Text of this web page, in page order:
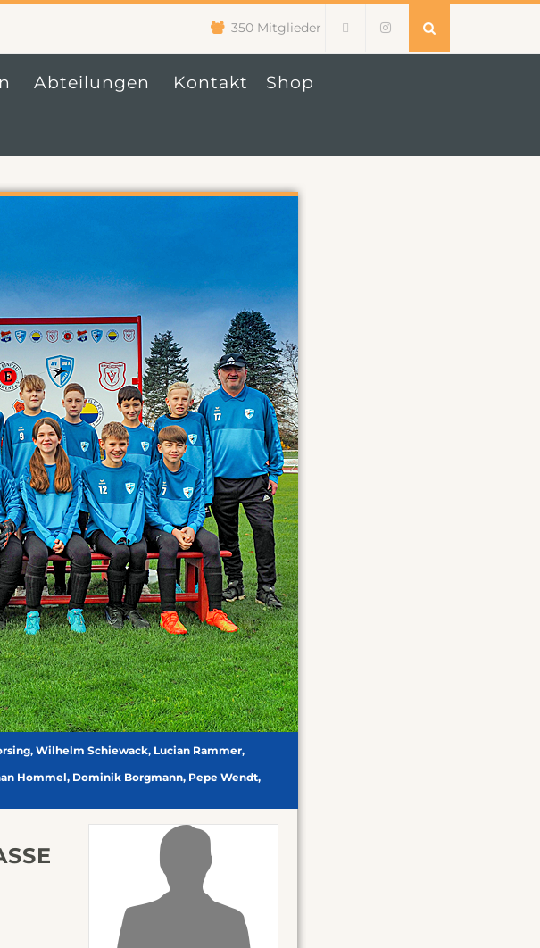
350 Mitglieder
Abteilungen Kontakt Shop
Wilhelm Schiewack, Lucian Rammer,
Hommel, Dominik Borgmann, Pepe Wendt,